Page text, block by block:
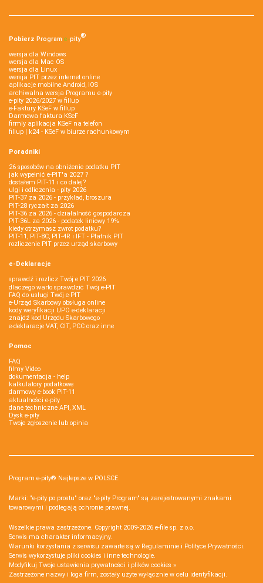
Pobierz Program e‑pity®
wersja dla Windows
wersja dla Mac OS
wersja dla Linux
wersja PIT przez internet online
aplikacje mobilne Android, iOS
archiwalna wersja Programu e-pity
e-pity 2026/2027 w fillup
e‑Faktury KSeF w fillup
Darmowa faktura KSeF
firmly aplikacja KSeF na telefon
fillup | k24 - KSeF w biurze rachunkowym
Poradniki
26 sposobów na obniżenie podatku PIT
jak wypełnić e-PIT'a 2027 ?
dostałem PIT-11 i co dalej?
ulgi i odliczenia - pity 2026
PIT-37 za 2026 - przykład, broszura
PIT-28 ryczałt za 2026
PIT-36 za 2026 - działalność gospodarcza
PIT-36L za 2026 - podatek liniowy 19%
kiedy otrzymasz zwrot podatku?
PIT-11, PIT-8C, PIT-4R i IFT - Płatnik PIT
rozliczenie PIT przez urząd skarbowy
e-Deklaracje
sprawdź i rozlicz Twój e PIT 2026
dlaczego warto sprawdzić Twój e-PIT
FAQ do usługi Twój e-PIT
e-Urząd Skarbowy obsługa online
kody weryfikacji UPO e-deklaracji
znajdź kod Urzędu Skarbowego
e-deklaracje VAT, CIT, PCC oraz inne
Pomoc
FAQ
filmy Video
dokumentacja - help
kalkulatory podatkowe
darmowy e-book PIT-11
aktualności e-pity
dane techniczne API, XML
Dysk e-pity
Twoje zgłoszenie lub opinia
Program e-pity® Najlepsze w POLSCE.
Marki: "e-pity po prostu" oraz "e-pity Program" są zarejestrowanymi znakami
towarowymi i podlegają ochronie prawnej.
Wszelkie prawa zastrzeżone. Copyright 2009-2026 e-file sp. z o.o.
Serwis ma charakter informacyjny.
Warunki korzystania z serwisu zawarte są w Regulaminie i Polityce Prywatności.
Serwis wykorzystuje pliki cookies i inne technologie.
Modyfikuj Twoje ustawienia prywatności i plików cookies »
Zastrzeżone nazwy i loga firm, zostały użyte wyłącznie w celu identyfikacji.